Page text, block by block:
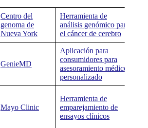
Centro del
genoma de
Nueva York
Herramienta de
análisis genómico para
el cáncer de cerebro
GenieMD
Aplicación para
consumidores para
asesoramiento médico
personalizado
Mayo Clinic
Herramienta de
emparejamiento de
ensayos clínicos